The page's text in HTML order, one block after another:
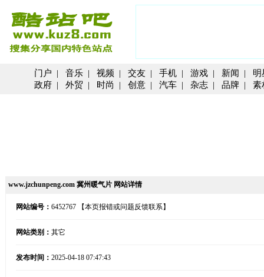
门户 | 音乐 | 视频 | 交友 | 手机 | 游戏 | 新闻 | 明
政府 | 外贸 | 时尚 | 创意 | 汽车 | 杂志 | 品牌 | 素
www.jzchunpeng.com 冀州暖气片 网站详情
网站编号： 6452767 【本页报错或问题反馈联系】
网站类别： 其它
发布时间： 2025-04-18 07:47:43